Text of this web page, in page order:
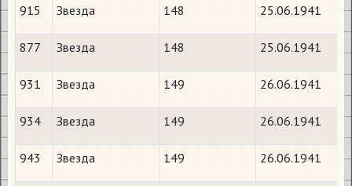
915 Звезда 148 25.06.1941
877 Звезда 148 25.06.1941
931 Звезда 149 26.06.1941
934 Звезда 149 26.06.1941
943 Звезда 149 26.06.1941